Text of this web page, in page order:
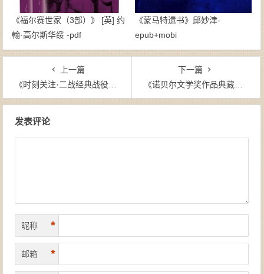
《福尔赛世家（3部）》 [英] 约
翰·高尔斯华绥 -pdf
《蒙马特遗书》邱妙津-
epub+mobi
上一篇
《时刻关注·二战经典战役纪实(套装共10册）》-epub+mobi+azw3
下一篇
《诺贝尔文学奖作品典藏作品（豪华版，套装34册共40本）》-epub+mobi+azw3
发表评论
昵称 *
邮箱 *